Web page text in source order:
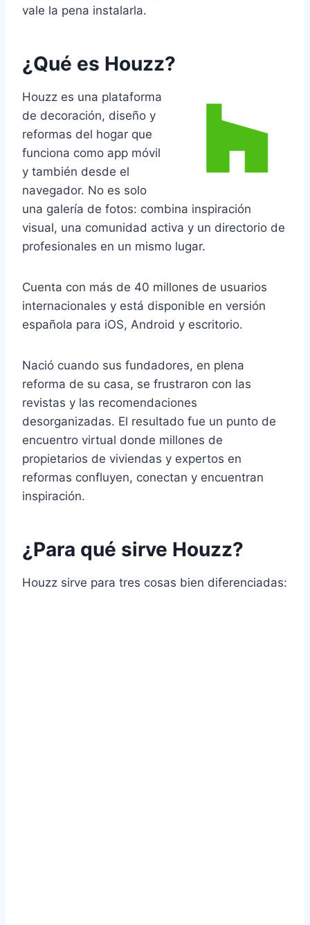
vale la pena instalarla.
¿Qué es Houzz?
Houzz es una plataforma
de decoración, diseño y
reformas del hogar que
funciona como app móvil
y también desde el
navegador. No es solo
una galería de fotos: combina inspiración
visual, una comunidad activa y un directorio de
profesionales en un mismo lugar.
Cuenta con más de 40 millones de usuarios
internacionales y está disponible en versión
española para iOS, Android y escritorio.
Nació cuando sus fundadores, en plena
reforma de su casa, se frustraron con las
revistas y las recomendaciones
desorganizadas. El resultado fue un punto de
encuentro virtual donde millones de
propietarios de viviendas y expertos en
reformas confluyen, conectan y encuentran
inspiración.
¿Para qué sirve Houzz?
Houzz sirve para tres cosas bien diferenciadas: